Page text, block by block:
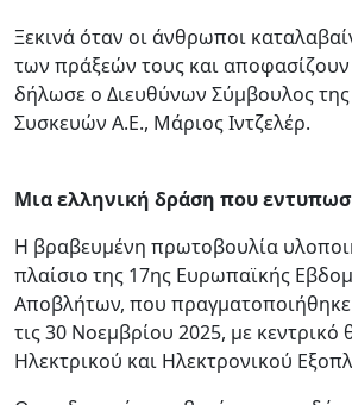
Ξεκινά όταν οι άνθρωποι
των πράξεών τους και
δήλωσε ο Διευθύνων Σύμβουλος
Συσκευών Α.Ε., Μάριος Ιντζελέρ.
Μια ελληνική δράση που
Η βραβευμένη πρωτοβουλία
πλαίσιο της 17ης Ευρωπαϊκής
Αποβλήτων, που πραγματοποιήθηκε
τις 30 Νοεμβρίου 2025, με
Ηλεκτρικού και Ηλεκτρονικού